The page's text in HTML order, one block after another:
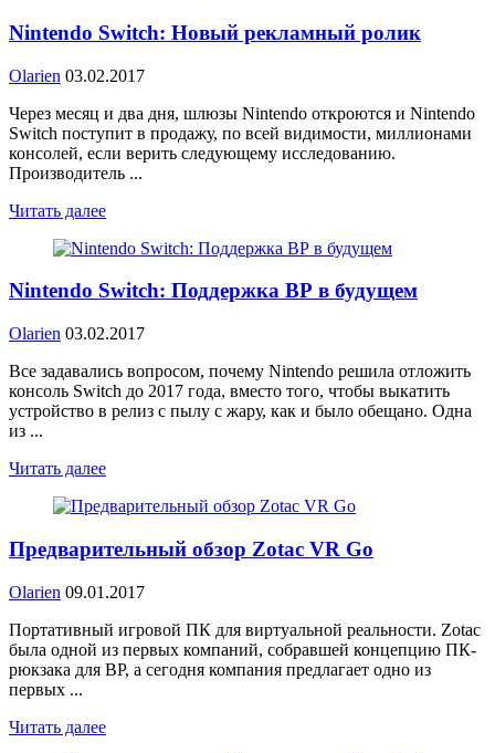
Nintendo Switch: Новый рекламный ролик
Olarien 03.02.2017
Через месяц и два дня, шлюзы Nintendo откроются и Nintendo
Switch поступит в продажу, по всей видимости, миллионами
консолей, если верить следующему исследованию.
Производитель ...
Читать далее
Nintendo Switch: Поддержка ВР в будущем
Olarien 03.02.2017
Все задавались вопросом, почему Nintendo решила отложить
консоль Switch до 2017 года, вместо того, чтобы выкатить
устройство в релиз с пылу с жару, как и было обещано. Одна
из ...
Читать далее
Предварительный обзор Zotac VR Go
Olarien 09.01.2017
Портативный игровой ПК для виртуальной реальности. Zotac
была одной из первых компаний, собравшей концепцию ПК-
рюкзака для ВР, а сегодня компания предлагает одно из
первых ...
Читать далее